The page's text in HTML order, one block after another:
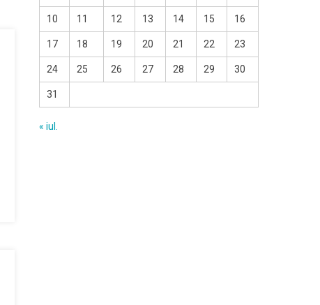
10 11 12 13 14 15 16
17 18 19 20 21 22 23
24 25 26 27 28 29 30
31
« iul.